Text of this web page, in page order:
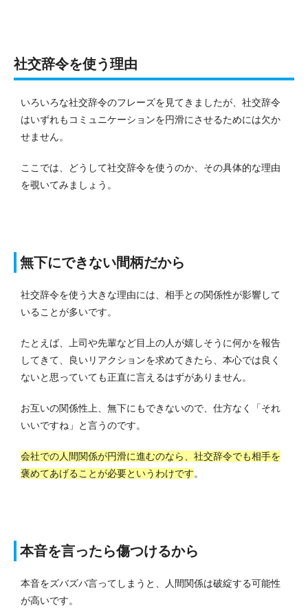
社交辞令を使う理由
いろいろな社交辞令のフレーズを見てきましたが、社交辞令
はいずれもコミュニケーションを円滑にさせるためには欠か
せません。
ここでは、どうして社交辞令を使うのか、その具体的な理由
を覗いてみましょう。
無下にできない間柄だから
社交辞令を使う大きな理由には、相手との関係性が影響して
いることが多いです。
たとえば、上司や先輩など目上の人が嬉しそうに何かを報告
してきて、良いリアクションを求めてきたら、本心では良く
ないと思っていても正直に言えるはずがありません。
お互いの関係性上、無下にもできないので、仕方なく「それ
いいですね」と言うのです。
会社での人間関係が円滑に進むのなら、社交辞令でも相手を
褒めてあげることが必要というわけです。
本音を言ったら傷つけるから
本音をズバズバ言ってしまうと、人間関係は破綻する可能性
が高いです。